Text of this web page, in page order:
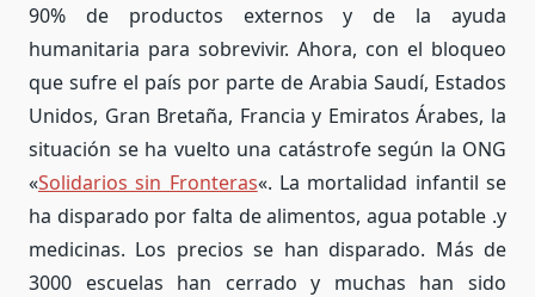
90% de productos externos y de la ayuda
humanitaria para sobrevivir. Ahora, con el bloqueo
que sufre el país por parte de Arabia Saudí, Estados
Unidos, Gran Bretaña, Francia y Emiratos Árabes, la
situación se ha vuelto una catástrofe según la ONG
«Solidarios sin Fronteras«. La mortalidad infantil se
ha disparado por falta de alimentos, agua potable .y
medicinas. Los precios se han disparado. Más de
3000 escuelas han cerrado y muchas han sido